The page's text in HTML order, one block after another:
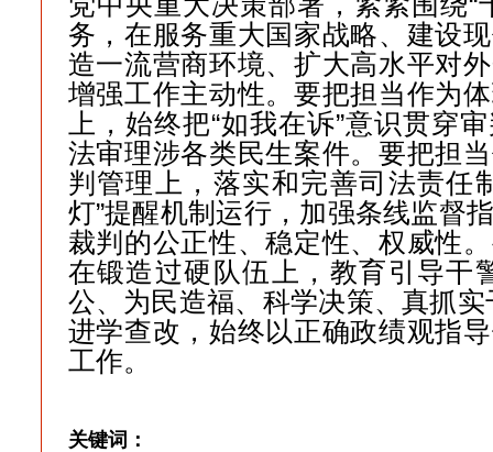
务，在服务重大国家战略、建设
造一流营商环境、扩大高水平对
增强工作主动性。要把担当作为
上，始终把“如我在诉”意识贯穿
法审理涉各类民生案件。要把担
判管理上，落实和完善司法责任
灯”提醒机制运行，加强条线监督
裁判的公正性、稳定性、权威性
在锻造过硬队伍上，教育引导干
公、为民造福、科学决策、真抓实
进学查改，始终以正确政绩观指
工作。
关键词：